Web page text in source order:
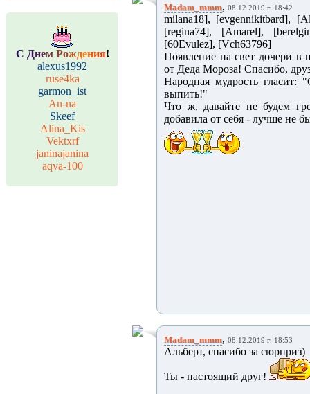
С Днем Рождения!
alexus1992
ruse4ka
garmon_ist
An-na
Skeef
Alina_Kis
Vektxrf
janinajanina
aqva-100
Madam_mmm, 08.12.2019 г. 18:42
milana18], [evgennikitbard],
[regina74], [Amarel],
[60Evulez], [Vch63796]
Появление на свет дочери в
от Деда Мороза! Спасибо,
Народная мудрость гласит:
выпить!"
Что ж, давайте не будем
добавила от себя - лучше не
Madam_mmm, 08.12.2019 г. 18:53
Альберт, спасибо за сюрприз)
Ты - настоящий друг!